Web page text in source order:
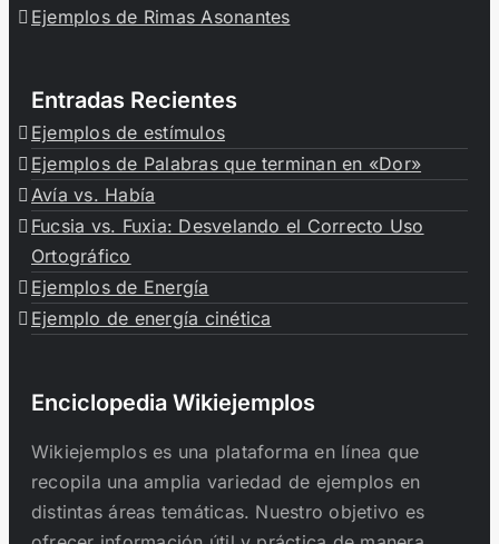
Ejemplos de Rimas Asonantes
Entradas Recientes
Ejemplos de estímulos
Ejemplos de Palabras que terminan en «Dor»
Avía vs. Había
Fucsia vs. Fuxia: Desvelando el Correcto Uso
Ortográfico
Ejemplos de Energía
Ejemplo de energía cinética
Enciclopedia Wikiejemplos
Wikiejemplos es una plataforma en línea que
recopila una amplia variedad de ejemplos en
distintas áreas temáticas. Nuestro objetivo es